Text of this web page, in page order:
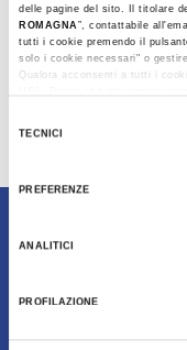
delle pagine del sito. Il titolare
ROMAGNA”, contattabile
tutti i cookie premendo il
solo i cookie necessari" o
Qualora acconsenti a tutti i
TECNICI
PREFERENZE
ANALITICI
PROFILAZIONE
Open from
has two
Entrance is free,
Info
Content owned